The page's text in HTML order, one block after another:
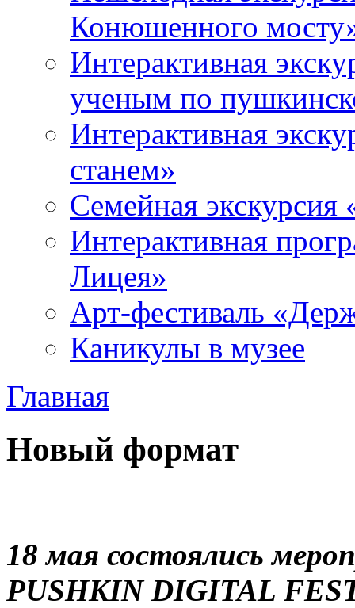
Конюшенного
Интерактивная
ученым по
Интерактивная
станем»
Семейная
Интерактивная
Лицея»
Арт-фестиваль
Каникулы в музее
Главная
Новый формат
18 мая состоялись
PUSHKIN DIGITAL